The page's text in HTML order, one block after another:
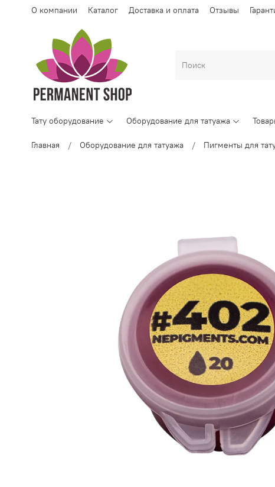
О компании Каталог Доставка и оплата Отзывы
Тату оборудование Оборудование для татуажа
Главная Оборудование для татуажа Пигменты для